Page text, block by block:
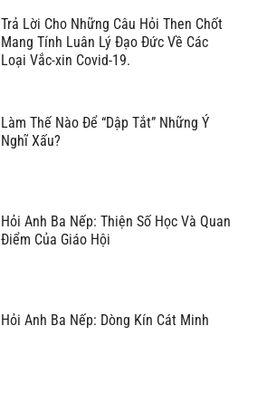
Trả Lời Cho Những Câu Hỏi Then Chốt
Mang Tính Luân Lý Đạo Đức Về Các
Loại Vắc-xin Covid-19.
Làm Thế Nào Để “Dập Tắt” Những Ý
Nghĩ Xấu?
Hỏi Anh Ba Nếp: Thiện Số Học Và Quan
Điểm Của Giáo Hội
Hỏi Anh Ba Nếp: Dòng Kín Cát Minh